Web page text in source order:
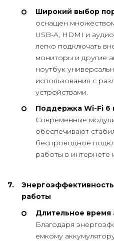
Широкий выбор
оснащен
USB-A, HDMI и
легко подключать
мониторы и другие
ноутбук
использования с
устройствами.
Поддержка Wi-Fi 6
Современные
обеспечивают
беспроводное
работы в интернете
работы
Длительное время
Благодаря
емкому